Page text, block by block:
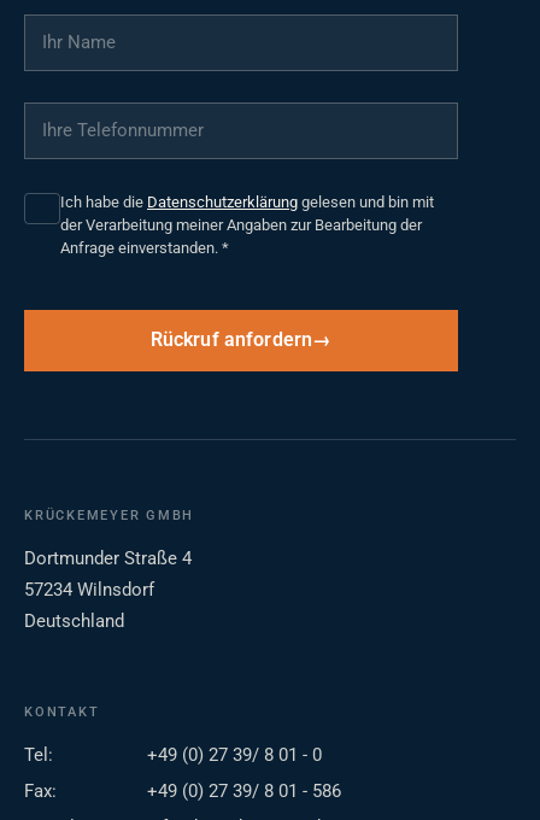
Ihr Name
Ihre Telefonnummer
Ich habe die Datenschutzerklärung gelesen und bin mit
der Verarbeitung meiner Angaben zur Bearbeitung der
Anfrage einverstanden. *
Rückruf anfordern
KRÜCKEMEYER GMBH
Dortmunder Straße 4
57234 Wilnsdorf
Deutschland
KONTAKT
Tel:
+49 (0) 27 39/ 8 01 - 0
Fax:
+49 (0) 27 39/ 8 01 - 586